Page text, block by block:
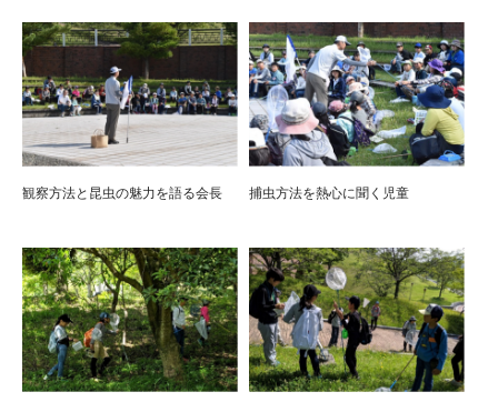
ログラム助成
観察方法と昆虫の魅力を語る会長 捕虫方法を熱心に聞く児童